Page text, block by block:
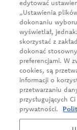
About us
Our products
Business client
Sustainable growth
Career
Contact
edytować
„Ustawienia
dokonaniu
wyświetlał,
skorzystać z
dokonać
preferencjami. W
cookies, są
informacji o
przetwarzaniu
przysługujących
prywatności.